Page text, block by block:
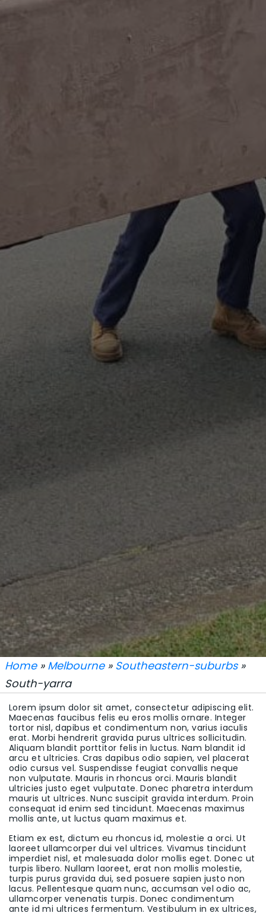
Home» Melbourne» Southeastern-suburbs»
South-yarra
Lorem ipsum dolor sit amet, consectetur adipiscing elit.
Maecenas faucibus felis eu eros mollis ornare. Integer
tortor nisl, dapibus et condimentum non, varius iaculis
erat. Morbi hendrerit gravida purus ultrices sollicitudin.
Aliquam blandit porttitor felis in luctus. Nam blandit id
arcu et ultricies. Cras dapibus odio sapien, vel placerat
odio cursus vel. Suspendisse feugiat convallis neque
non vulputate. Mauris in rhoncus orci. Mauris blandit
ultricies justo eget vulputate. Donec pharetra interdum
mauris ut ultrices. Nunc suscipit gravida interdum. Proin
consequat id enim sed tincidunt. Maecenas maximus
mollis ante, ut luctus quam maximus et.
Etiam ex est, dictum eu rhoncus id, molestie a orci. Ut
laoreet ullamcorper dui vel ultrices. Vivamus tincidunt
imperdiet nisl, et malesuada dolor mollis eget. Donec ut
turpis libero. Nullam laoreet, erat non mollis molestie,
turpis purus gravida dui, sed posuere sapien justo non
lacus. Pellentesque quam nunc, accumsan vel odio ac,
ullamcorper venenatis turpis. Donec condimentum
ante id mi ultrices fermentum. Vestibulum in ex ultrices,